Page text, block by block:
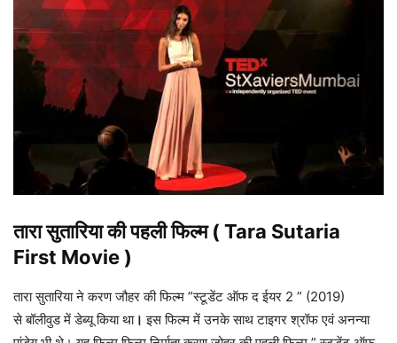
तारा सुतारियाकी पहली फिल्म ( Tara Sutaria
First Movie )
तारा सुतारिया ने करण जौहर की फिल्म ”स्टूडेंट ऑफ द ईयर 2 ” (2019)
से बॉलीवुड में डेब्यू किया था। इस फिल्म में उनके साथ टाइगर श्रॉफ एवं अनन्या